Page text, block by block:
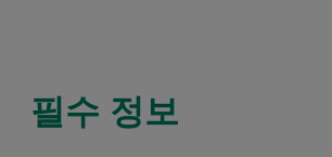
필수 정보